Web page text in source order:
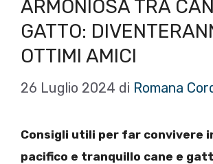
ARMONIOSA TRA
GATTO:
OTTIMI AMICI
26 Luglio 2024 di Romana
Consigli utili per far convivere
pacifico e tranquillo cane e